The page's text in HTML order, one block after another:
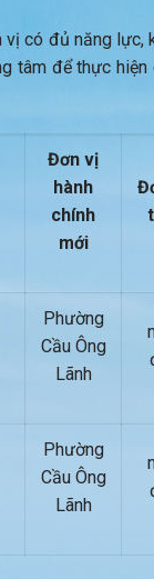
có đủ năng
tâm để thực
Đơn vị
hành
chính
mới
Phường
Cầu Ông
Lãnh
Phường
Cầu Ông
Lãnh